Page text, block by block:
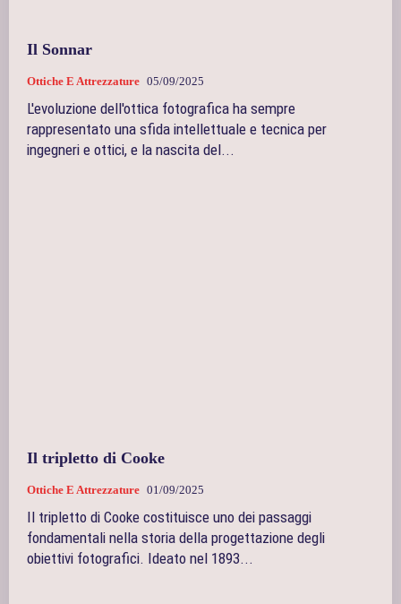
Il Sonnar
Ottiche E Attrezzature 05/09/2025
L'evoluzione dell'ottica fotografica ha sempre
rappresentato una sfida intellettuale e tecnica per
ingegneri e ottici, e la nascita del...
Il tripletto di Cooke
Ottiche E Attrezzature 01/09/2025
Il tripletto di Cooke costituisce uno dei passaggi
fondamentali nella storia della progettazione degli
obiettivi fotografici. Ideato nel 1893...